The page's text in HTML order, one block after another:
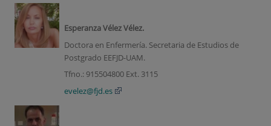
Esperanza Vélez Vélez.
Doctora en Enfermería. Secretaria de Estudios de
Postgrado EEFJD-UAM.
Tfno.: 915504800 Ext. 3115
evelez@fjd.es